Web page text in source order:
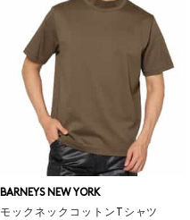
BARNEYS NEW YORK
モックネックコットンTシャツ